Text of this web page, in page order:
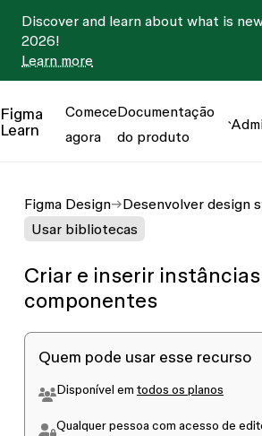
Discover and learn about what is
2026!
Learn more
Figma
Learn
Comece
agora
Documentação
do produto
Figma Design
Desenvolver design
Usar bibliotecas
Criar e inserir
componentes
Quem pode usar esse recurso
Disponível em todos os planos
Qualquer pessoa com acesso de